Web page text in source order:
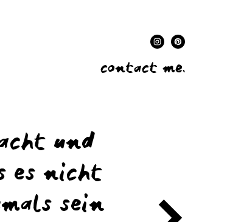
contact me.
und
es nicht
sein